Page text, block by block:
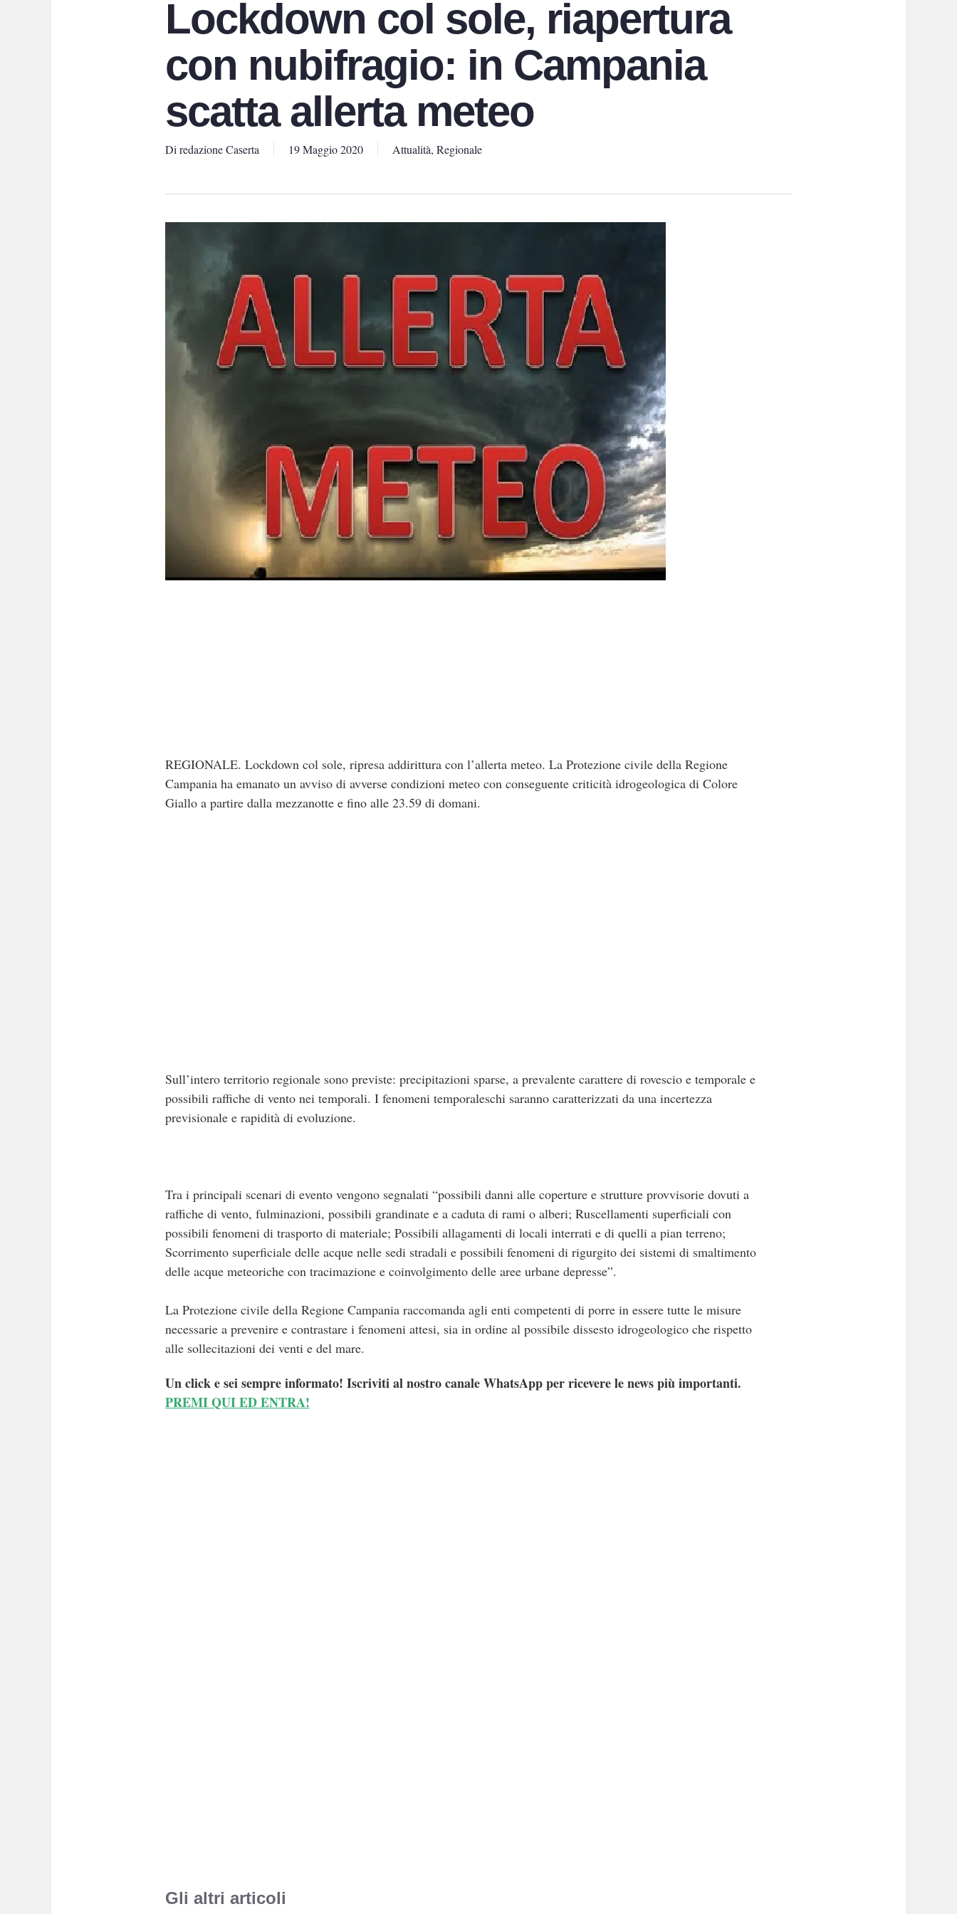
Lockdown col sole, riapertura
con nubifragio: in Campania
scatta allerta meteo
Di redazione Caserta 19 Maggio 2020 Attualità, Regionale
REGIONALE. Lockdown col sole, ripresa addirittura con l’allerta meteo. La Protezione civile della Regione
Campania ha emanato un avviso di avverse condizioni meteo con conseguente criticità idrogeologica di Colore
Giallo a partire dalla mezzanotte e fino alle 23.59 di domani.
Sull’intero territorio regionale sono previste: precipitazioni sparse, a prevalente carattere di rovescio e temporale e
possibili raffiche di vento nei temporali. I fenomeni temporaleschi saranno caratterizzati da una incertezza
previsionale e rapidità di evoluzione.
Tra i principali scenari di evento vengono segnalati “possibili danni alle coperture e strutture provvisorie dovuti a
raffiche di vento, fulminazioni, possibili grandinate e a caduta di rami o alberi; Ruscellamenti superficiali con
possibili fenomeni di trasporto di materiale; Possibili allagamenti di locali interrati e di quelli a pian terreno;
Scorrimento superficiale delle acque nelle sedi stradali e possibili fenomeni di rigurgito dei sistemi di smaltimento
delle acque meteoriche con tracimazione e coinvolgimento delle aree urbane depresse”.
La Protezione civile della Regione Campania raccomanda agli enti competenti di porre in essere tutte le misure
necessarie a prevenire e contrastare i fenomeni attesi, sia in ordine al possibile dissesto idrogeologico che rispetto
alle sollecitazioni dei venti e del mare.
Un click e sei sempre informato! Iscriviti al nostro canale WhatsApp per ricevere le news più importanti.
PREMI QUI ED ENTRA!
Gli altri articoli